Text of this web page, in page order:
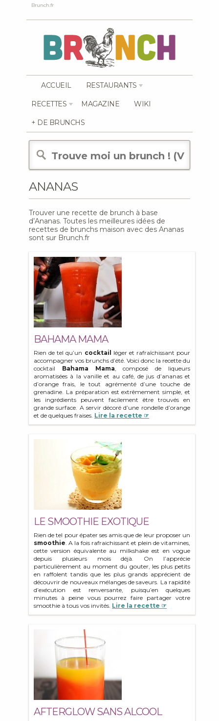
Brunch.fr
ACCUEIL RESTAURANTS
RECETTES MAGAZINE WIKI
+ DE BRUNCHS
ANANAS
Trouver une recette de brunch à base
d’Ananas. Toutes les meilleures idées de
recettes de brunchs maison avec des Ananas
sont sur Brunch.fr
BAHAMA MAMA
Rien de tel qu’un cocktail
léger et rafraîchissant pour
accompagner vos brunchs d’été. Voici donc la recette du
cocktail Bahama Mama, composé de liqueurs
aromatisées à la vanille et au café, de jus d’ananas et
d’orange frais, le tout agrémenté d’une touche de
grenadine. La préparation est extrêmement simple, et
les ingrédients peuvent facilement être trouvés en
grande surface. A servir décoré d’une rondelle d’orange
et de quelques fraises. Lire la recette ☞
LE SMOOTHIE EXOTIQUE
Rien de tel pour épater ses amis que de leur proposer un
smoothie. A la fois rafraichissant et plein de vitamines,
cette version équivalente au milkshake est en vogue
depuis plusieurs mois déjà. On l’apprécie
particulièrement au moment du gouter, les plus petits
en raffolent tandis que les plus grands apprécient de
découvrir de nouveaux mélanges de saveurs. La rapidité
d’exécution est renversante, puisqu’en quelques
minutes à peine vous pourrez faire partager votre
smoothie à tous vos invités. Lire la recette ☞
AFTERGLOW SANS ALCOOL